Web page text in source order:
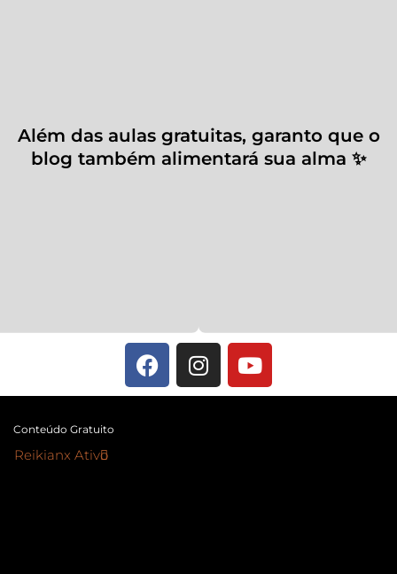
Além das aulas gratuitas, garanto que o
blog também alimentará sua alma ✨
Conteúdo Gratuito
Reikianx Ativo